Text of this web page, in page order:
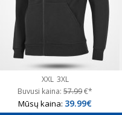
XXL 3XL
Buvusi kaina:57.99€*
Mūsų kaina: 39.99€